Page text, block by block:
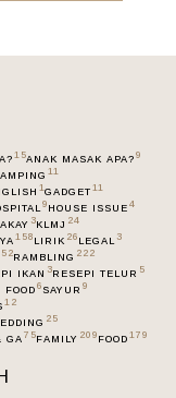
15ANAK MASAK APA? 9
11
1GADGET 11
9 HOUSE ISSUE 4
3KLMJ 24
158 LIRIK 26 LEGAL 3
52RAMBLING 222
IKAN 3RESEPI TELUR 5
FOOD 6 SAYUR 9
12
25
GA75FAMILY 209 FOOD 179